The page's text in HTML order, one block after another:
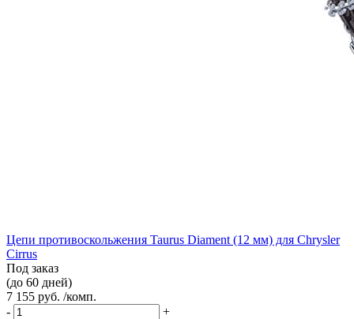
Цепи противоскольжения Taurus Diament (12 мм) для Chrysler
Cirrus
Под заказ
(до 60 дней)
7 155 руб. /комп.
-
+